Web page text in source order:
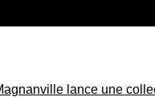
lance une